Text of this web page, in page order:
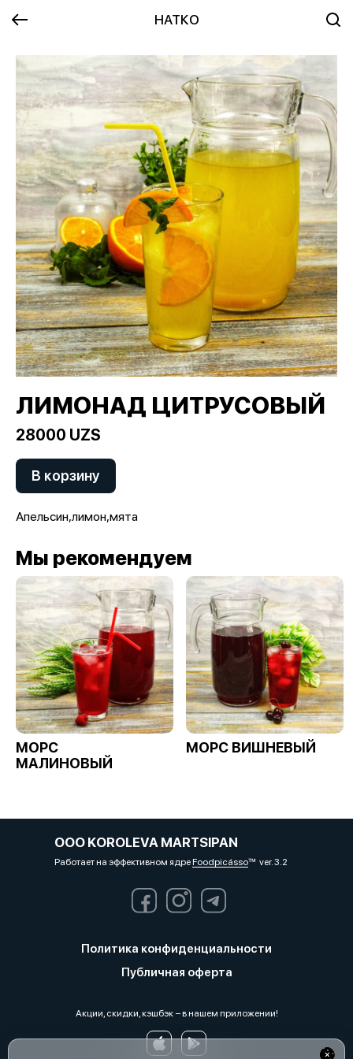
НАТКО
ЛИМОНАД ЦИТРУСОВЫЙ
28000 UZS
В корзину
Апельсин,лимон,мята
Мы рекомендуем
МОРС
МАЛИНОВЫЙ
МОРС ВИШНЕВЫЙ
OOO KOROLEVA MARTSIPAN
Работает на эффективном ядреFoodpicássover. 3.2
Политика конфиденциальности
Публичная оферта
Акции, скидки, кэшбэк − в нашем приложении!